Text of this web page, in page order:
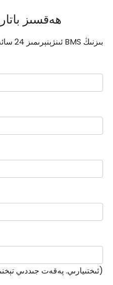
ھەقسىز
بىزنىڭ BMS ئىنژېنېرىمىز 24 سائەت ئىچىدە جاۋاب قايتۇرىدۇ.
(ئىختىيارىي. پەقەت جىددىي